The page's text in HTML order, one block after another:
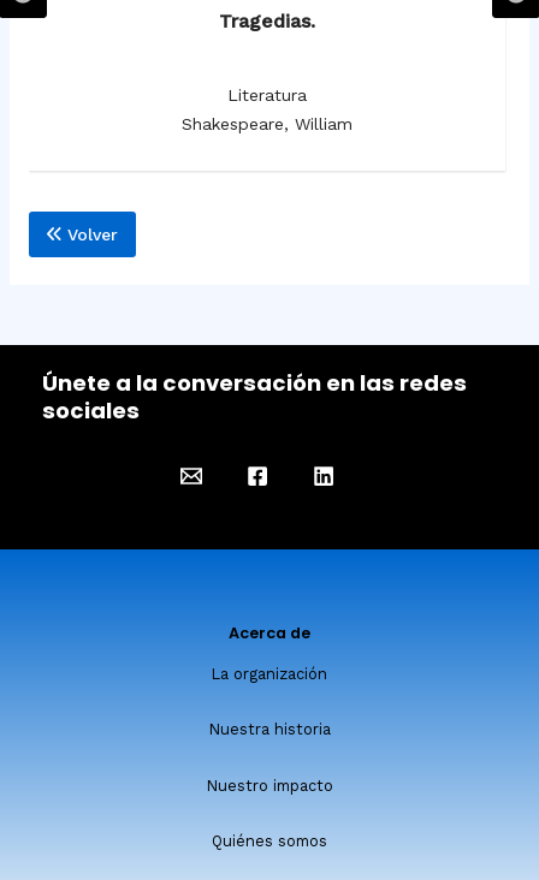
Tragedias.
Literatura
Shakespeare, William
Volver
Únete a la conversación en las redes
sociales
Acerca de
La organización
Nuestra historia
Nuestro impacto
Quiénes somos